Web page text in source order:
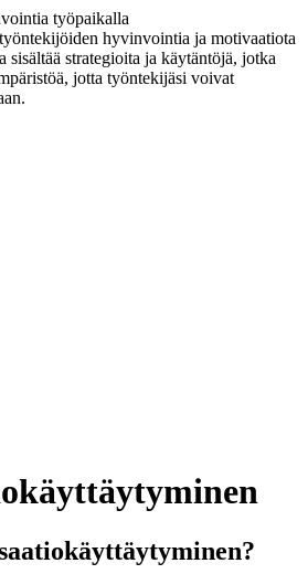
työpaikalla
hyvinvointia ja motivaatiota
sisältää strategioita ja käytäntöjä, jotka
jotta työntekijäsi voivat